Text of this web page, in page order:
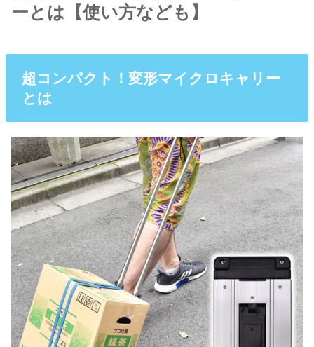
ーとは【使い方なども】
超コンパクト！変形マイクロキャリー
とは